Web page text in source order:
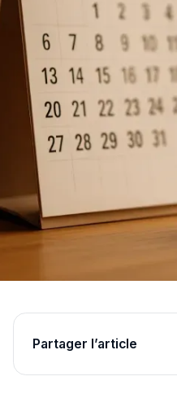
Partager l’article